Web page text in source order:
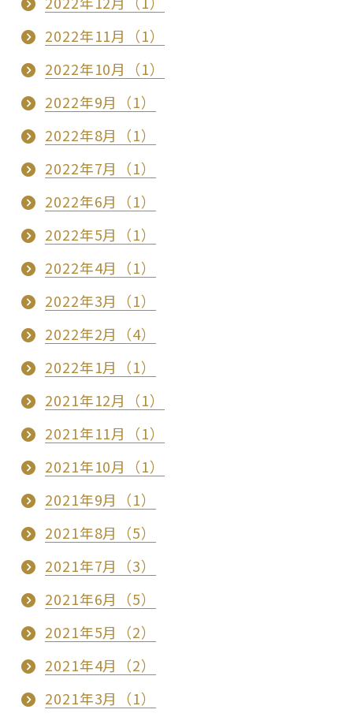
2022年11月（1）
2022年10月（1）
2022年9月（1）
2022年8月（1）
2022年7月（1）
2022年6月（1）
2022年5月（1）
2022年4月（1）
2022年3月（1）
2022年2月（4）
2022年1月（1）
2021年12月（1）
2021年11月（1）
2021年10月（1）
2021年9月（1）
2021年8月（5）
2021年7月（3）
2021年6月（5）
2021年5月（2）
2021年4月（2）
2021年3月（1）